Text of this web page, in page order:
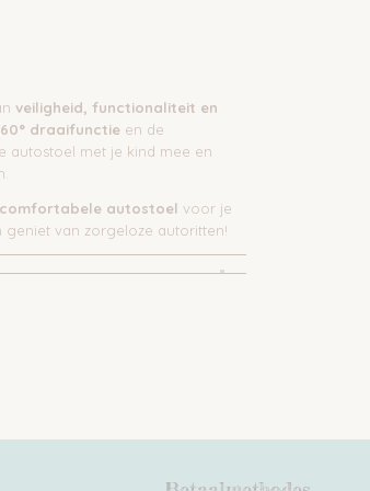
veiligheid, functionaliteit en
draaifunctie en de
autostoel met je kind mee en
comfortabele autostoel voor je
geniet van zorgeloze autoritten!